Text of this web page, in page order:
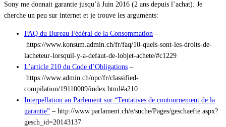
Sony me donnait garantie jusqu’à Juin 2016 (2 ans depuis l’achat). Je
cherche un peu sur internet et je trouve les arguments:
FAQ du Bureau Fédéral de la Consommation –
https://www.konsum.admin.ch/fr/faq/10-quels-sont-les-droits-de-
lacheteur-lorsquil-y-a-defaut-de-lobjet-achete/#c1229
L’article 210 du Code d’Obligations –
https://www.admin.ch/opc/fr/classified-
compilation/19110009/index.html#a210
Interpellation au Parlement sur “Tentatives de contournement de la
garantie” – http://www.parlament.ch/e/suche/Pages/geschaefte.aspx?
gesch_id=20143137